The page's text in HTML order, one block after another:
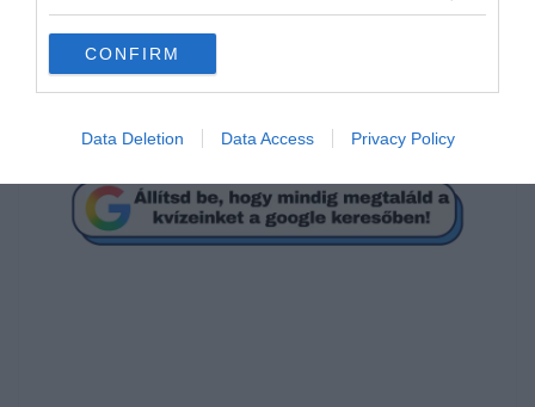
CONFIRM
Data Deletion Data Access Privacy Policy
24
8